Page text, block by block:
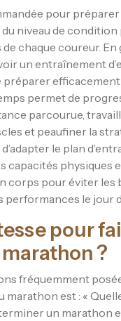
pour
niveau de condition
chaque coureur. En
un entraînement
préparer efficacement
permet de
parcourue,
et peaufiner la
le plan
capacités physiques
corps pour éviter les
performances le jour
pour
marathon ?
fréquemment
marathon est : «
un marathon